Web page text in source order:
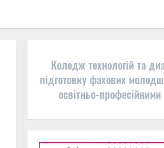
Коледж технологій та
підготовку фахових
освітньо-